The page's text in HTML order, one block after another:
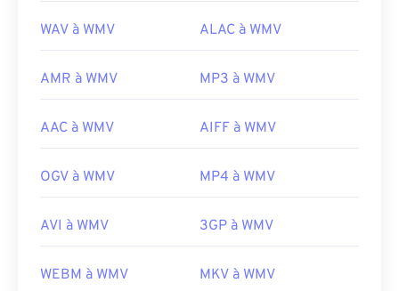
WAV à WMV ALAC à WMV
AMR à WMV MP3 à WMV
AAC à WMV AIFF à WMV
OGV à WMV MP4 à WMV
AVI à WMV 3GP à WMV
WEBM à WMV MKV à WMV